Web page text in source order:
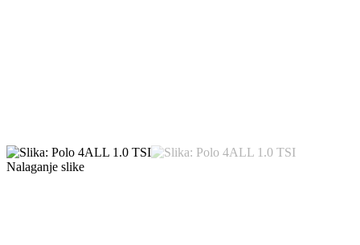
Nalaganje slike